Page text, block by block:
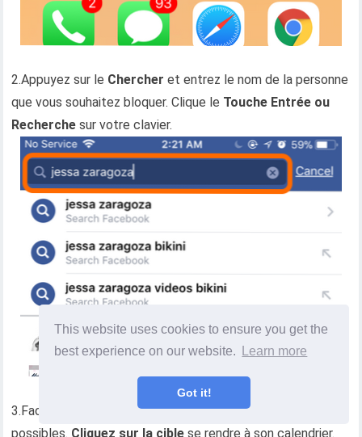
This website uses cookies to ensure you get the
best experience on our website.
Learn more
Got it!
2.Appuyez sur le Chercher et entrez le nom de la personne
que vous souhaitez bloquer. Clique le Touche Entrée ou
Recherche sur votre clavier.
3.Facebook Mobile affichera les correspondances
possibles. Cliquez sur la cible se rendre à son calendrier.